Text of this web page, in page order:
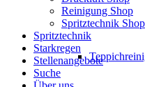
Reinigung Shop
Spritztechnik Shop
Spritztechnik
Starkregen
Stellenangebote
Suche